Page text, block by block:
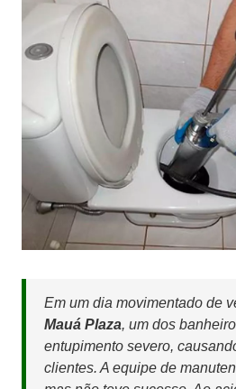
Em um dia movimentado de
Mauá Plaza, um dos
entupimento severo,
clientes. A equipe de